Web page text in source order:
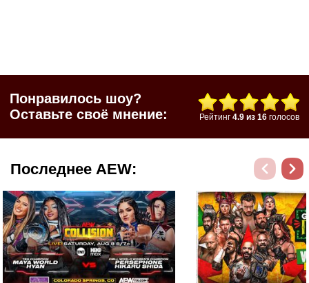
Понравилось шоу?
Оставьте своё мнение:
Рейтинг 4.9 из 16голосов
Последнее AEW: